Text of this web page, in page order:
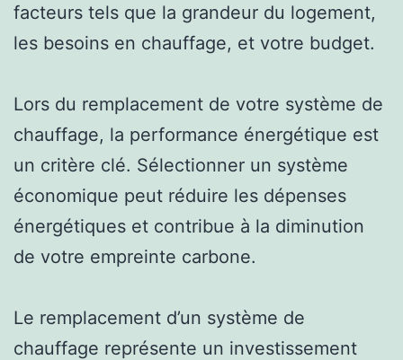
facteurs tels que la grandeur du logement,
les besoins en chauffage, et votre budget.
Lors du remplacement de votre système de
chauffage, la performance énergétique est
un critère clé. Sélectionner un système
économique peut réduire les dépenses
énergétiques et contribue à la diminution
de votre empreinte carbone.
Le remplacement d’un système de
chauffage représente un investissement